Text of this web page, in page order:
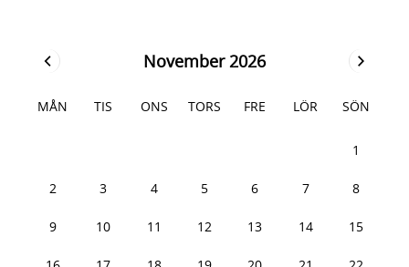
November 2026
MÅN TIS ONS TORS FRE LÖR SÖN
1
2 3 4 5 6 7 8
9 10 11 12 13 14 15